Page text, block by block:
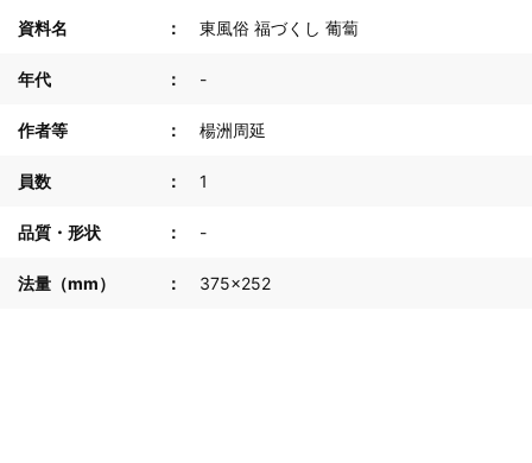
資料名 東風俗 福づくし 葡蔔
年代 -
作者等 楊洲周延
員数 1
品質・形状 -
法量（mm） 375×252